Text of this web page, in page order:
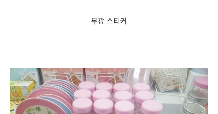
무광 스티커